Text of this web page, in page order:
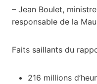
– Jean Boulet,
responsable de la
Faits saillants du
216 millions